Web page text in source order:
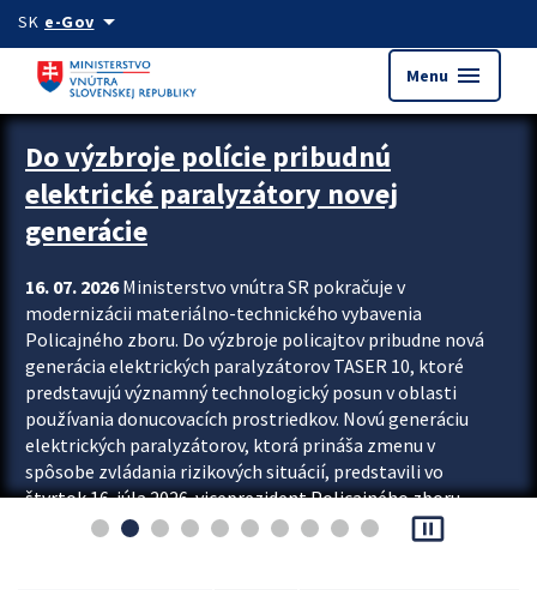
Preskocit na hlavný obsah
SK e-Govarrow_drop_down
Menu menu
Zastavit automatický posun upútavok
Do výzbroje polície pribudnú
elektrické paralyzátory novej
generácie
16. 07. 2026Ministerstvo vnútra SR pokračuje v
modernizácii materiálno-technického vybavenia
Policajného zboru. Do výzbroje policajtov pribudne nová
generácia elektrických paralyzátorov TASER 10, ktoré
predstavujú významný technologický posun v oblasti
používania donucovacích prostriedkov. Novú generáciu
elektrických paralyzátorov, ktorá prináša zmenu v
spôsobe zvládania rizikových situácií, predstavili vo
štvrtok 16. júla 2026 viceprezident Policajného zboru
Rastislav Polakovič a riaditeľ odboru výcviku...
pause_presentation